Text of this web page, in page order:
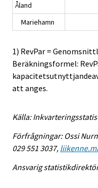
Åland
Mariehamn
1) RevPar =
Beräkningsformel:
att anges.
Källa:
Förfrågningar: Ossi
029 551 3037,
Ansvarig